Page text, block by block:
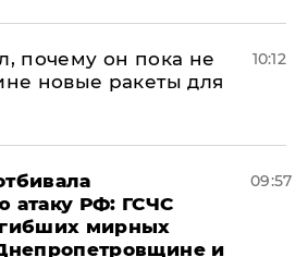
почему он пока не
новые ракеты для
10:12
атаку РФ: ГСЧС
мирных
и
09:57